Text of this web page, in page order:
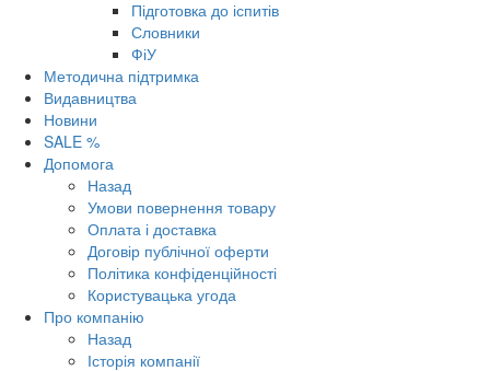
Підготовка до іспитів
Словники
ФіУ
Методична підтримка
Видавництва
Новини
SALE %
Допомога
Назад
Умови повернення товару
Оплата і доставка
Договір публічної оферти
Політика конфіденційності
Користувацька угода
Про компанію
Назад
Історія компанії